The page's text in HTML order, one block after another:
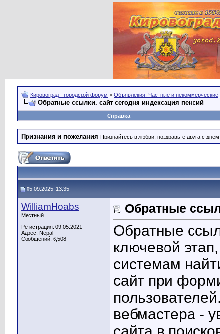
Кировоград - городской форум > Объявления. Частные и некоммерческие
Обратные ссылки. сайт сегодня индексация пенсий
Справка
Признания и пожелания Признайтесь в любви, поздравьте друга с
05.09.2025, 13:35
WilliamHoabs
Местный
Регистрация: 09.05.2021
Адрес: Nepal
Сообщений: 6,508
Обратные
Обратные
ключевой
системам
сайт при
вебмастера -